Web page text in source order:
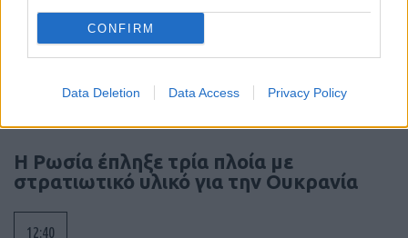
CONFIRM
Data Deletion Data Access Privacy Policy
αμυντική συμφωνία με Σ. Αραβία και
Πακιστάν – θα μπει και η Αίγυπτος;
Η Ρωσία έπληξε τρία πλοία με
στρατιωτικό υλικό για την Ουκρανία
12:40